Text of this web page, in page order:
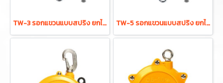
TW-3 รอกแขวนแบบสปริง ยกได้ 1.0-3.0 กก. ระยะยก 1.3 ม. "TIGON" มาตรฐานสากลจากประเทศเกาหลี TW-5 รอกแขวนแบบสปริง ยกได้ 2.5-5.0 กก. ระยะยก 1.3 ม. "TIGON" มาตรฐานสากลจากประเทศเกาหลี